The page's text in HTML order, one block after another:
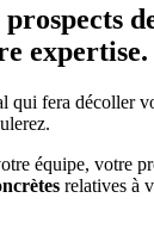
expertise.
qui fera décoller
équipe, votre
relatives à